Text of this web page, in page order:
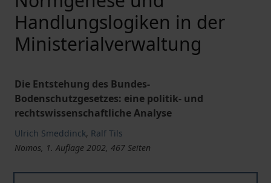
Handlungslogiken in der
Ministerialverwaltung
Die Entstehung des Bundes-
Bodenschutzgesetzes: eine politik- und
rechtswissenschaftliche Analyse
Ulrich Smeddinck, Ralf Tils
Nomos, 1. Auflage 2002, 467 Seiten